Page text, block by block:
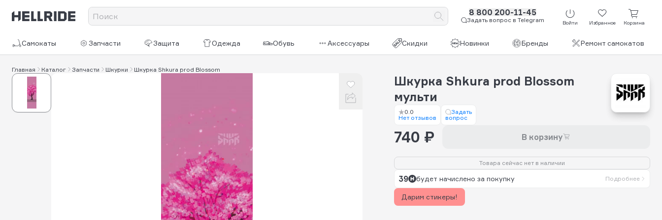
8 800 200-11-45
Задать вопрос в Telegram Войти Избранное Корзина
Самокаты Запчасти Защита Одежда Обувь Аксессуары Скидки Новинки Бренды Ремонт самокатов
Главная Каталог Запчасти Шкурки Шкурка Shkura prod Blossom
Шкурка Shkura prod Blossom
мульти
0.0
Нет отзывов
Задать
вопрос
740 ₽ В корзину
Товара сейчас нет в наличии
39 будет начислено за покупку Подробнее
Дарим стикеры!